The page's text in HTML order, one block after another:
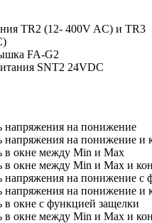
TR2 (12- 400V AC) и TR3
FA-G2
SNT2 24VDC
напряжения на понижение
напряжения на понижение и
в окне между Min и Max
в окне между Min и Max и
напряжения на понижение с
напряжения на понижение и
в окне с функцией защелки
в окне между Min и Max и